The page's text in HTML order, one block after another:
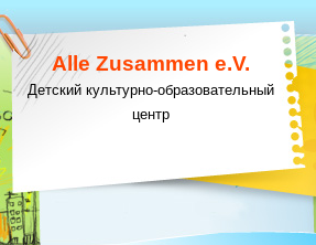
Alle Zusammen e.V.
Детский культурно-образовательный
центр